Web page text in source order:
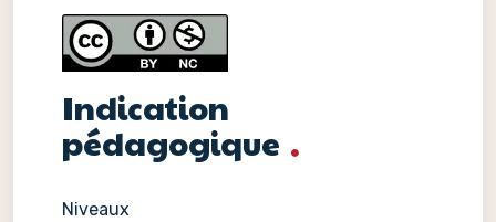
Indication
pédagogique
Niveaux